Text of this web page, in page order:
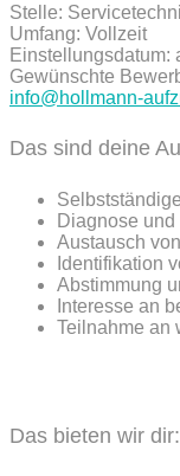
Stelle:
Umfang: Vollzeit
Einstellungsdatum:
Gewünschte
info@hollmann-
Das sind deine
Diagnose
Austausch
Identifikation
Abstimmung
Interesse an
Teilnahme an
Das bieten wir dir: